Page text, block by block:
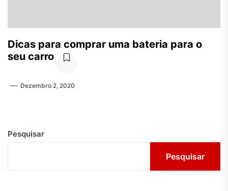
Dicas para comprar uma bateria para o
seu carro
Dezembro 2, 2020
Pesquisar
Pesquisar